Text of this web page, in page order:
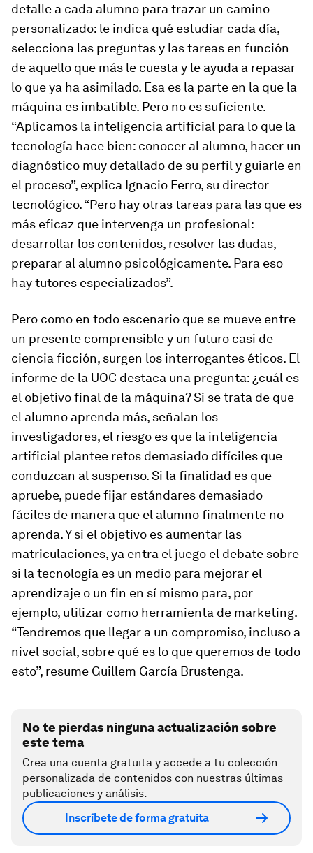
detalle a cada alumno para trazar un camino
personalizado: le indica qué estudiar cada día,
selecciona las preguntas y las tareas en función
de aquello que más le cuesta y le ayuda a repasar
lo que ya ha asimilado. Esa es la parte en la que la
máquina es imbatible. Pero no es suficiente.
“Aplicamos la inteligencia artificial para lo que la
tecnología hace bien: conocer al alumno, hacer un
diagnóstico muy detallado de su perfil y guiarle en
el proceso”, explica Ignacio Ferro, su director
tecnológico. “Pero hay otras tareas para las que es
más eficaz que intervenga un profesional:
desarrollar los contenidos, resolver las dudas,
preparar al alumno psicológicamente. Para eso
hay tutores especializados”.
Pero como en todo escenario que se mueve entre
un presente comprensible y un futuro casi de
ciencia ficción, surgen los interrogantes éticos. El
informe de la UOC destaca una pregunta: ¿cuál es
el objetivo final de la máquina? Si se trata de que
el alumno aprenda más, señalan los
investigadores, el riesgo es que la inteligencia
artificial plantee retos demasiado difíciles que
conduzcan al suspenso. Si la finalidad es que
apruebe, puede fijar estándares demasiado
fáciles de manera que el alumno finalmente no
aprenda. Y si el objetivo es aumentar las
matriculaciones, ya entra el juego el debate sobre
si la tecnología es un medio para mejorar el
aprendizaje o un fin en sí mismo para, por
ejemplo, utilizar como herramienta de marketing.
“Tendremos que llegar a un compromiso, incluso a
nivel social, sobre qué es lo que queremos de todo
esto”, resume Guillem García Brustenga.
No te pierdas ninguna actualización sobre
este tema
Crea una cuenta gratuita y accede a tu colección
personalizada de contenidos con nuestras últimas
publicaciones y análisis.
Inscríbete de forma gratuita